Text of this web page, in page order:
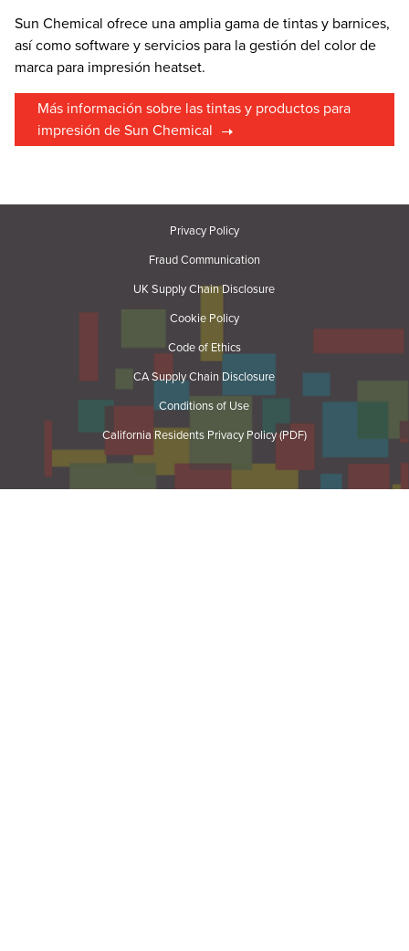
Sun Chemical ofrece una amplia gama de tintas y barnices,
así como software y servicios para la gestión del color de
marca para impresión heatset.
Más información sobre las tintas y productos para
impresión de Sun Chemical
Privacy Policy
Fraud Communication
UK Supply Chain Disclosure
Cookie Policy
Code of Ethics
CA Supply Chain Disclosure
Conditions of Use
California Residents Privacy Policy (PDF)